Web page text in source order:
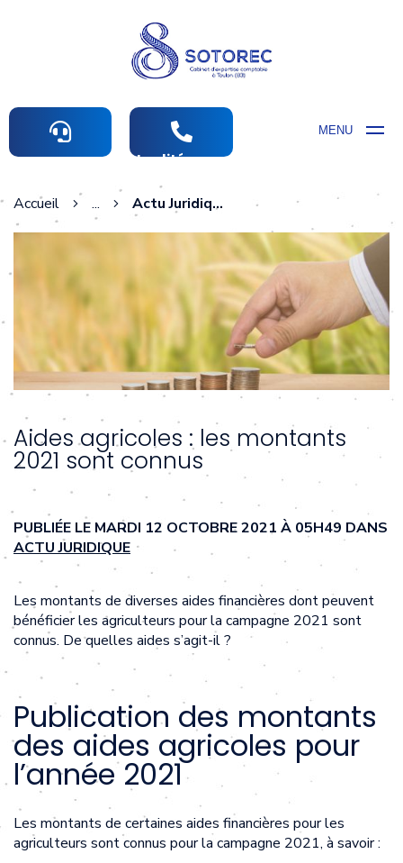
MENU
Actualités comptables
Accueil ... Actu Juridique
Aides agricoles : les montants
2021 sont connus
PUBLIÉE LE MARDI 12 OCTOBRE 2021 À 05H49 DANS
ACTU JURIDIQUE
Les montants de diverses aides financières dont peuvent
bénéficier les agriculteurs pour la campagne 2021 sont
connus. De quelles aides s’agit-il ?
Publication des montants
des aides agricoles pour
l’année 2021
Les montants de certaines aides financières pour les
agriculteurs sont connus pour la campagne 2021, à savoir :